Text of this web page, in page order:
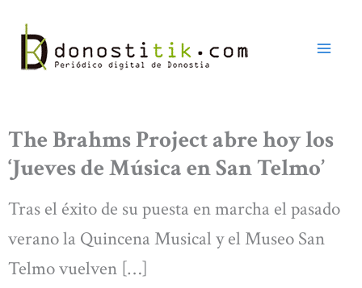
contenido
The Brahms Project abre hoy los
‘Jueves de Música en San Telmo’
Tras el éxito de su puesta en marcha el pasado
verano la Quincena Musical y el Museo San
Telmo vuelven […]